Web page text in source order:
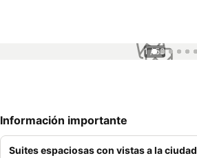
1 / 53
Información importante
Suites espaciosas con vistas a la ciudad